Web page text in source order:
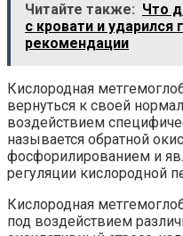
Читайте также: Что
с кровати и
рекомендации
Кислородная
вернуться к своей
воздействием
называется обратной
фосфорилированием и
регуляции кислородной
Кислородная
под воздействием